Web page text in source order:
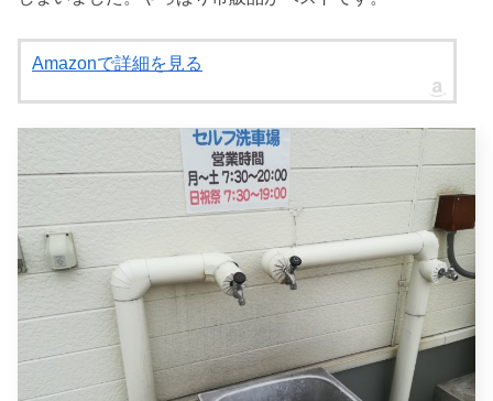
Amazonで詳細を見る